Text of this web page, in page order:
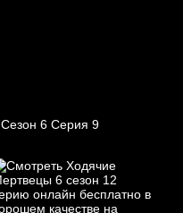
Сезон 6 Серия 9